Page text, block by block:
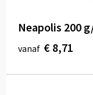
Neapolis 200
vanaf € 8,71